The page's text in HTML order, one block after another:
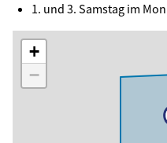
1. und 3. Samstag im
+
−